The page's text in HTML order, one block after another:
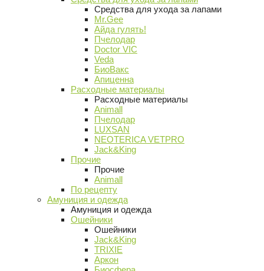
Средства для ухода за лапами
Mr.Gee
Айда гулять!
Пчелодар
Doctor VIC
Veda
БиоВакс
Апиценна
Расходные материалы
Расходные материалы
Animall
Пчелодар
LUXSAN
NEOTERICA VETPRO
Jack&King
Прочие
Прочие
Animall
По рецепту
Амуниция и одежда
Амуниция и одежда
Ошейники
Ошейники
Jack&King
TRIXIE
Аркон